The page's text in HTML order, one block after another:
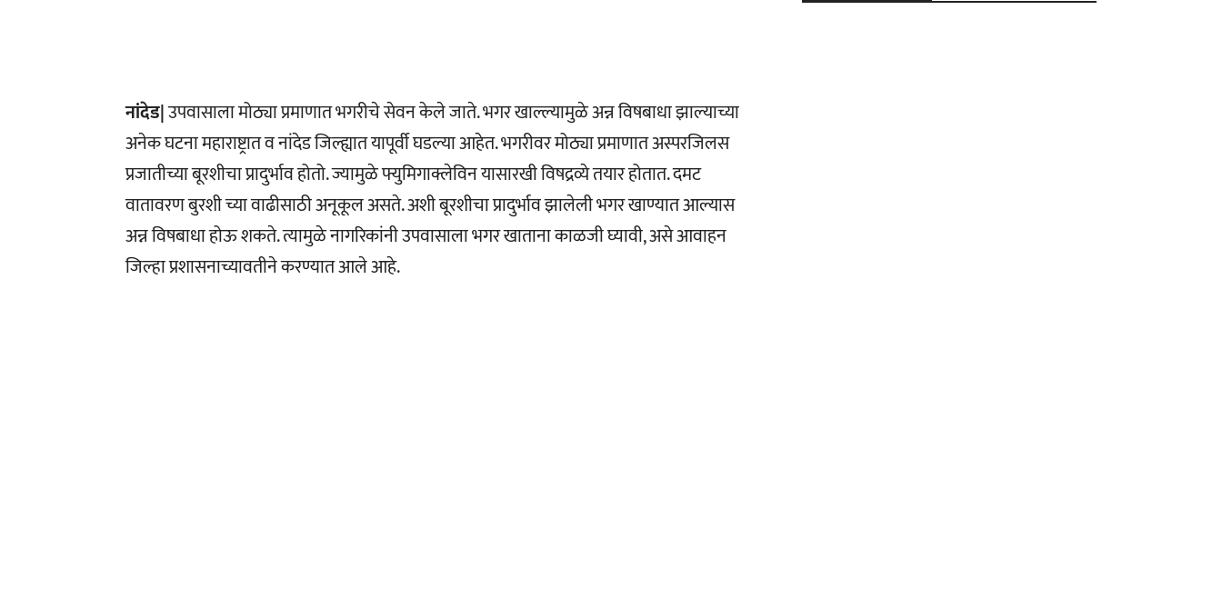
नांदेड|उपवासाला मोठ्या प्रमाणात भगरीचे सेवन केले जाते. भगर खाल्ल्यामुळे अन्न विषबाधा झाल्याच्या
अनेक घटना महाराष्ट्रात व नांदेड जिल्ह्यात यापूर्वी घडल्या आहेत. भगरीवर मोठ्या प्रमाणात अस्परजिलस
प्रजातीच्या बूरशीचा प्रादुर्भाव होतो. ज्यामुळे फ्युमिगाक्लेविन यासारखी विषद्रव्ये तयार होतात. दमट
वातावरण बुरशी च्या वाढीसाठी अनूकूल असते. अशी बूरशीचा प्रादुर्भाव झालेली भगर खाण्यात आल्यास
अन्न विषबाधा होऊ शकते. त्यामुळे नागरिकांनी उपवासाला भगर खाताना काळजी घ्यावी, असे आवाहन
जिल्हा प्रशासनाच्यावतीने करण्यात आले आहे.